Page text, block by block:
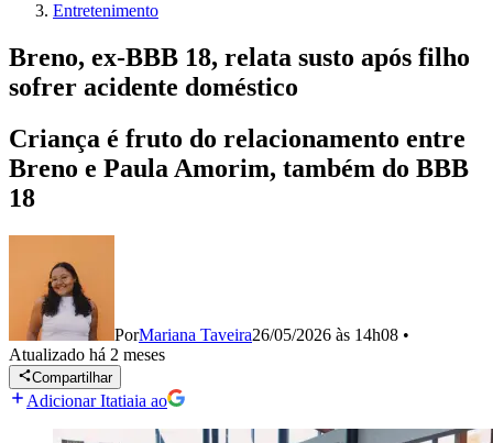
Entretenimento
Breno, ex-BBB 18, relata susto após filho
sofrer acidente doméstico
Criança é fruto do relacionamento entre
Breno e Paula Amorim, também do BBB
18
PorMariana Taveira26/05/2026 às 14h08 •
Atualizado há 2 meses
Compartilhar
Adicionar Itatiaia ao